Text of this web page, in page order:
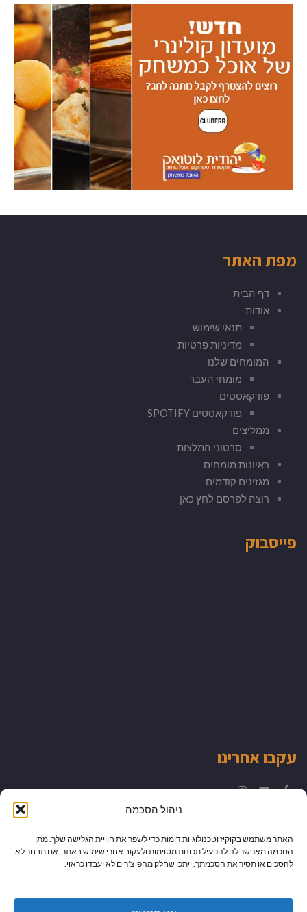
ניהול הסכמה
האתר משתמש בקוקיז וטכנולוגיות דומות כדי לשפר את חוויית הגלישה שלך. מתן
הסכמה מאפשר לנו להפעיל תכונות מסוימות ולעקוב אחרי שימוש באתר. אם תבחר לא
להסכים או תסיר את הסכמתך, ייתכן שחלק מהפיצ’רים לא יעבדו כראוי.
מפת האתר
דף הבית
אודות
תנאי שימוש
מדיניות פרטיות
המומחים שלנו
מומחי העבר
פודקאסטים
פודקאסטים SPOTIFY
ממליצים
סרטוני המלצות
ראיונות מומחים
מגזינים קודמים
רוצה לפרסם לחץ כאן
פייסבוק
עקבו אחרינו